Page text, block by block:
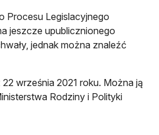
Procesu Legislacyjnego
się w nowej karcie
jeszcze upublicznionego
jednak można znaleźć
września 2021 roku. Można ją
Rodziny i Polityki